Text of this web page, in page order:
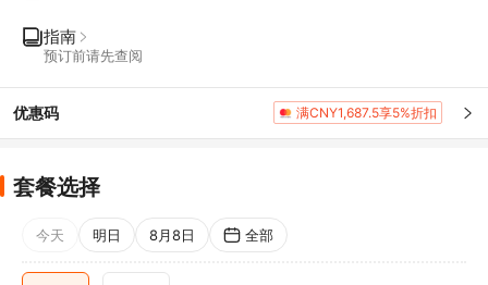
指南
预订前请先查阅
优惠码 满CNY1,687.5享5%折扣
套餐选择
今天 明日 8月8日 全部